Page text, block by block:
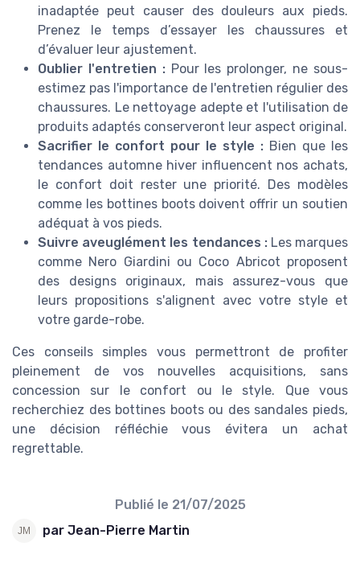
inadaptée peut causer des douleurs aux pieds.
Prenez le temps d’essayer les chaussures et
d’évaluer leur ajustement.
Oublier l'entretien :Pour les prolonger, ne sous-
estimez pas l'importance de l'entretien régulier des
chaussures. Le nettoyage adepte et l'utilisation de
produits adaptés conserveront leur aspect original.
Sacrifier le confort pour le style : Bien que les
tendances automne hiver influencent nos achats,
le confort doit rester une priorité. Des modèles
comme les bottines boots doivent offrir un soutien
adéquat à vos pieds.
Suivre aveuglément les tendances :Les marques
comme Nero Giardini ou Coco Abricot proposent
des designs originaux, mais assurez-vous que
leurs propositions s'alignent avec votre style et
votre garde-robe.
Ces conseils simples vous permettront de profiter
pleinement de vos nouvelles acquisitions, sans
concession sur le confort ou le style. Que vous
recherchiez des bottines boots ou des sandales pieds,
une décision réfléchie vous évitera un achat
regrettable.
Publié le 21/07/2025
par Jean-Pierre Martin